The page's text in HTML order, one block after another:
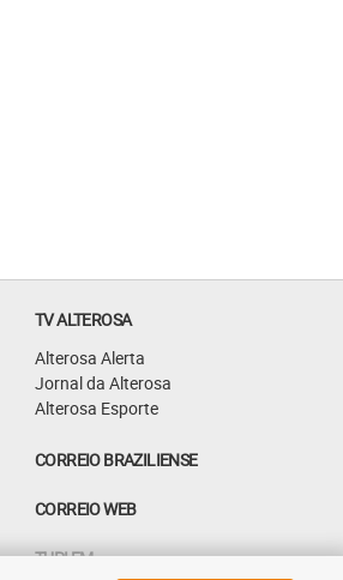
TV ALTEROSA
Alterosa Alerta
Jornal da Alterosa
Alterosa Esporte
CORREIO BRAZILIENSE
CORREIO WEB
TUPI FM